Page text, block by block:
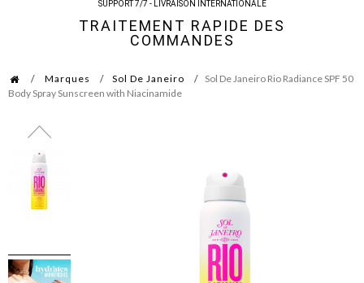
SUPPORT 7/7 - LIVRAISON INTERNATIONALE
TRAITEMENT RAPIDE DES
COMMANDES
Marques Sol De Janeiro
Sol De Janeiro Rio Radiance SPF 50
Body Spray Sunscreen with Niacinamide